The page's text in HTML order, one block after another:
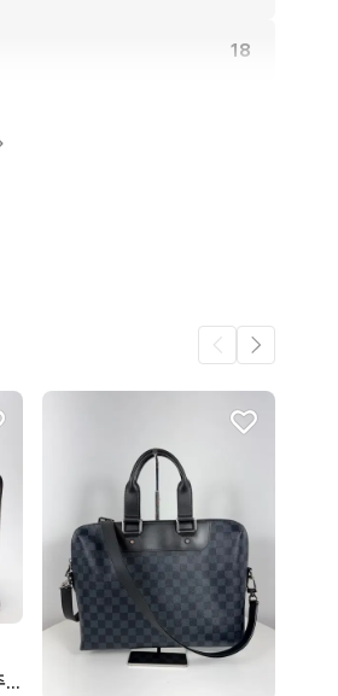
18
루이비통 에삐 도큐멍 보야주 서류가방 블랙 브리프케이스(상급, 남여공용)